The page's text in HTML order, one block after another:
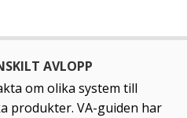
AVLOPP
om olika system till
produkter. VA-guiden har